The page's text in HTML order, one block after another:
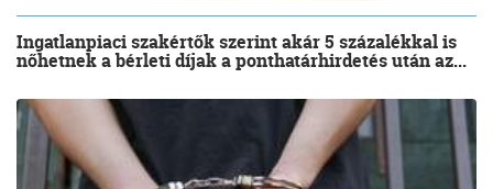
Ingatlanpiaci szakértők szerint akár 5 százalékkal is
nőhetnek a bérleti díjak a ponthatárhirdetés után az...